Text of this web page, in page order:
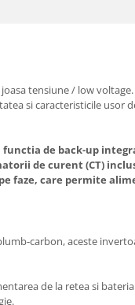
tensiune / low
si caracteristicile usor
de back-up
de curent (CT)
faze, care permite
carbon, aceste
de la retea si